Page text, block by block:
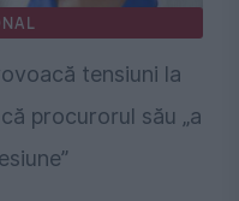
tensiuni la
procurorul său „a